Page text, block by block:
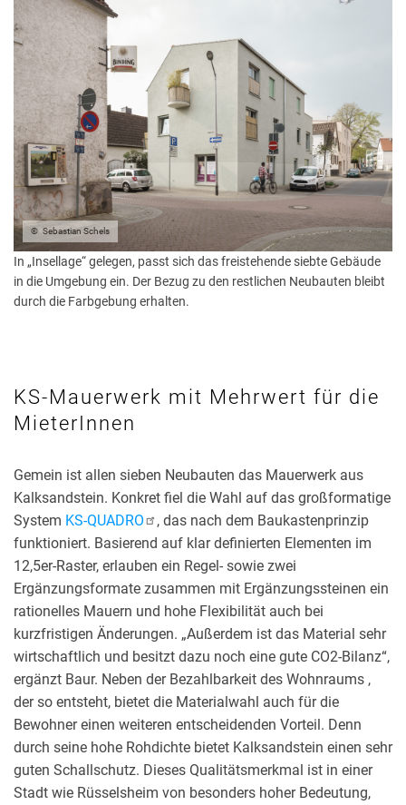
Sebastian Schels
In „Insellage“ gelegen, passt sich das freistehende siebte Gebäude
in die Umgebung ein. Der Bezug zu den restlichen Neubauten bleibt
durch die Farbgebung erhalten.
KS-Mauerwerk mit Mehrwert für die
MieterInnen
Gemein ist allen sieben Neubauten das Mauerwerk aus
Kalksandstein. Konkret fiel die Wahl auf das großformatige
System KS-QUADRO
, das nach dem Baukastenprinzip
funktioniert. Basierend auf klar definierten Elementen im
12,5er-Raster, erlauben ein Regel- sowie zwei
Ergänzungsformate zusammen mit Ergänzungssteinen ein
rationelles Mauern und hohe Flexibilität auch bei
kurzfristigen Änderungen. „Außerdem ist das Material sehr
wirtschaftlich und besitzt dazu noch eine gute CO2-Bilanz“,
ergänzt Baur. Neben der Bezahlbarkeit des Wohnraums ,
der so entsteht, bietet die Materialwahl auch für die
Bewohner einen weiteren entscheidenden Vorteil. Denn
durch seine hohe Rohdichte bietet Kalksandstein einen sehr
guten Schallschutz. Dieses Qualitätsmerkmal ist in einer
Stadt wie Rüsselsheim von besonders hoher Bedeutung,